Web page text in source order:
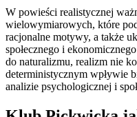
W powieści realistycznej
wielowymiarowych, które
racjonalne motywy, a także
społecznego i
do naturalizmu, realizm nie
deterministycznym wpływie
analizie psychologicznej i